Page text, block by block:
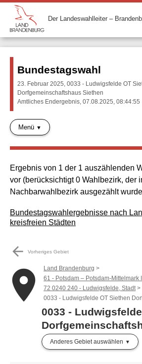
Der Landeswahlleiter –
Bundestagswahl
23. Februar 2025, 0033 - Ludwigsfelde OT
Dorfgemeinschaftshaus Siethen
Amtliches Endergebnis, 07.08.2025, 08:44:55
Menü
Ergebnis von 1 der 1 auszählenden
vor (berücksichtigt 0 Wahlbezirk, der
Nachbarwahlbezirk ausgezählt
Bundestagswahlergebnisse nach
kreisfreien Städten
arrow_back Vorheriges Gebiet
place
Land Brandenburg
61 - Potsdam – Potsdam-Mittelmark
72 0240 240 - Ludwigsfelde, Stadt
0033 - Ludwigsfelde OT Siethen
0033 -
Anderes Gebiet auswählen